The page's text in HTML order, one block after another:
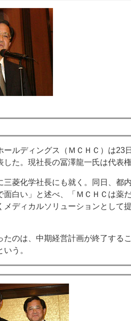
ルディングス（ＭＣＨＣ）は23
した。現社長の冨澤龍一氏は代表
菱化学社長にも就く。同日、都
面白い」と述べ、「ＭＣＨＣは薬
メディカルソリューションとして
のは、中期経営計画が終了する
う。